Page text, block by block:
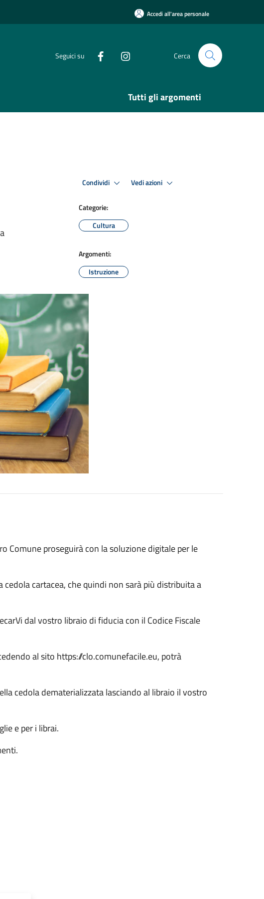
Accedi all'area personale
Seguici su Cerca
Tutti gli argomenti
Condividi Vedi azioni
Categorie:
Cultura
Argomenti:
Istruzione
Comune proseguirà con la soluzione digitale per le
cartacea, che quindi non sarà più distribuita a
dal vostro libraio di fiducia con il Codice Fiscale
al sito https://clo.comunefacile.eu, potrà
cedola dematerializzata lasciando al libraio il vostro
e per i librai.